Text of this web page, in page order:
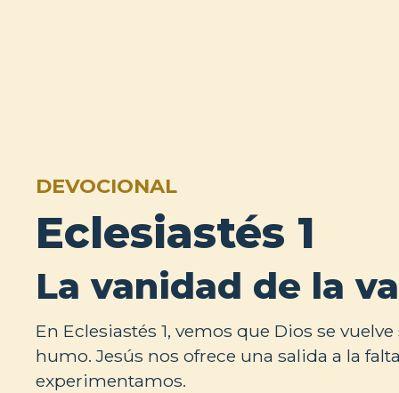
DEVOCIONAL
Eclesiastés 1
La vanidad de la
En Eclesiastés 1, vemos que Dios se
humo. Jesús nos ofrece una salida a la
experimentamos.